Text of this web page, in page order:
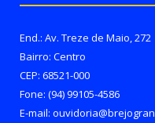
End.: Av. Treze de Maio, 272
Bairro: Centro
CEP: 68521-000
Fone: (94) 99105-4586
E-mail: